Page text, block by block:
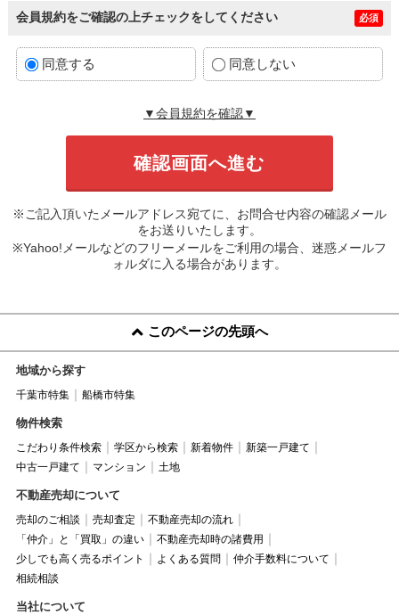
会員規約をご確認の上チェックをしてください 必須
同意する 同意しない
▼会員規約を確認▼
※ご記入頂いたメールアドレス宛てに、お問合せ内容の確認メール
をお送りいたします。
※Yahoo!メールなどのフリーメールをご利用の場合、迷惑メールフ
ォルダに入る場合があります。
このページの先頭へ
地域から探す
千葉市特集 船橋市特集
物件検索
こだわり条件検索 学区から検索 新着物件
新築一戸建て
中古一戸建て
マンション 土地
不動産売却について
売却のご相談 売却査定
不動産売却の流れ
「仲介」と「買取」の違い
不動産売却時の諸費用
少しでも高く売るポイント
よくある質問
仲介手数料について
相続相談
当社について